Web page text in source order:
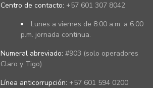
Centro de contacto: +57 601 307 8042
Lunes a viernes de 8:00 a.m. a 6:00
p.m. jornada continua.
Numeral abreviado: #903 (solo operadores
Claro y Tigo)
Línea anticorrupción: +57 601 594 0200